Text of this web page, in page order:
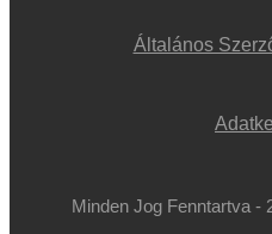
Általános
Minden Jog Fenntartva -